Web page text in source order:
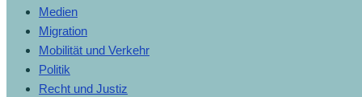
Medien
Migration
Mobilität und Verkehr
Politik
Recht und Justiz